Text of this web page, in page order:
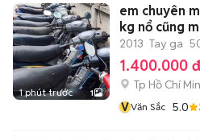
1 phút trước 1
em chuyên
kg nổ cũng
2013 Tay ga
1.400.000 đ
Tp Hồ Chí
VVăn Sắc 5.0